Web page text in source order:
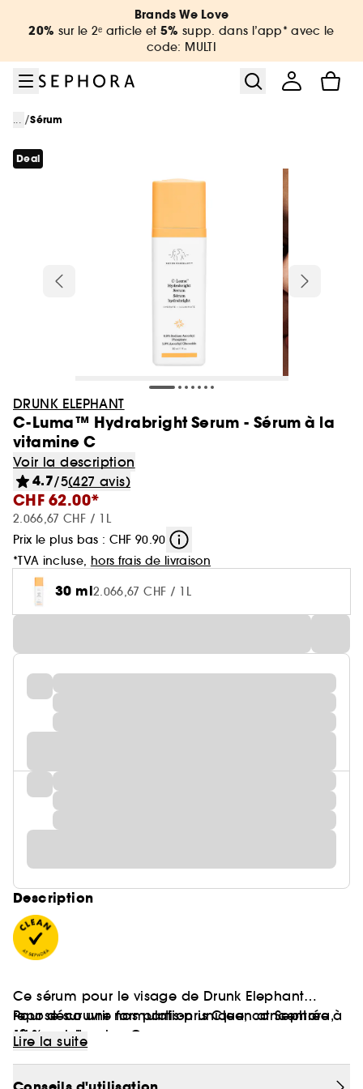
Aller au contenu principal
Aller au pied de pageBrands We Love
20% sur le 2ᵉ article et 5% supp. dans l’app* avec le
code: MULTI
... /Sérum
Deal
DRUNK ELEPHANT
C-Luma™ Hydrabright Serum - Sérum à la
vitamine C
Voir la description
4.7/5(427 avis)
CHF 62.00*
2.066,67 CHF / 1L
Prix le plus bas : CHF 90.90
*TVA incluse, hors frais de livraison
30 ml2.066,67 CHF / 1L
Description
Ce sérum pour le visage de Drunk Elephant
repose sur une formulation unique, concentrée à
10 % en vitamine C.
Pour découvrir nos partis-pris Clean at Sephora,
cliquezici
Lire la suite